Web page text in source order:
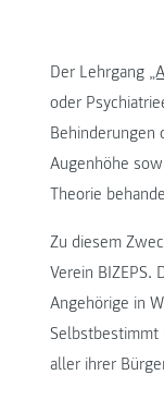
Der Lehrgang
oder
Behinderungen
Augenhöhe
Theorie
Zu diesem
Verein
Angehörige in
Selbstbestimmt
aller ihrer